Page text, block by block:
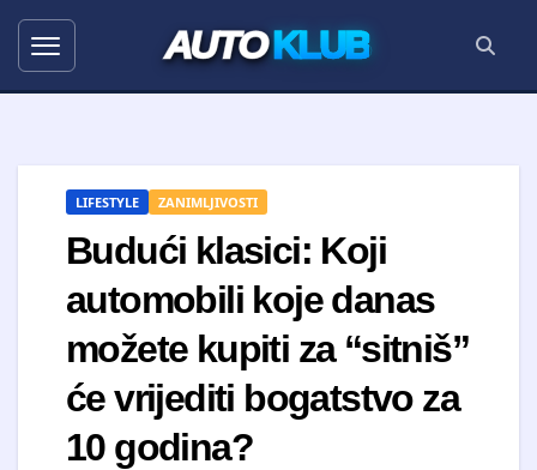
AUTOKLUB
LIFESTYLE ZANIMLJIVOSTI
Budući klasici: Koji
automobili koje danas
možete kupiti za “sitniš”
će vrijediti bogatstvo za
10 godina?